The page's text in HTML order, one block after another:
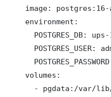
image:
    environment:
POSTGRES_DB:
POSTGRES_USER:
    volumes:
- pgdata:/var/